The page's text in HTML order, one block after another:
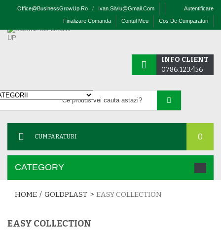
Office@businessGrowUp.ro / Ivan.silviu@gmail.com Autentificare
Cos De Cumparaturi
Contul Meu
Finalizare Comanda
INFO CLIENT
0786.123.456
CUMPARATURI 0
CATEGORY
HOME / GOLDPLAST > EASY COLLECTION
EASY COLLECTION